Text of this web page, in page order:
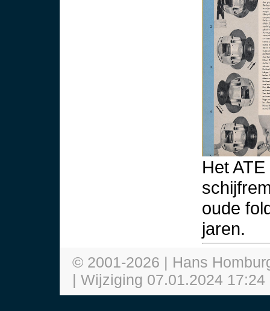
Het
oude
jaren.
© 2001-2026 | Hans
| Wijziging 07.01.2024 17:24